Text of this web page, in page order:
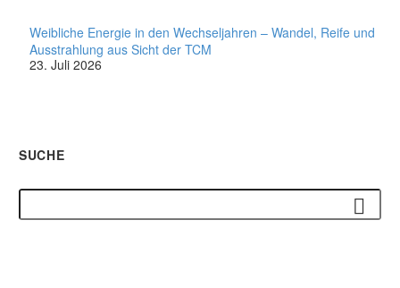
Weibliche Energie in den Wechseljahren – Wandel, Reife und
Ausstrahlung aus Sicht der TCM
23. Juli 2026
SUCHE